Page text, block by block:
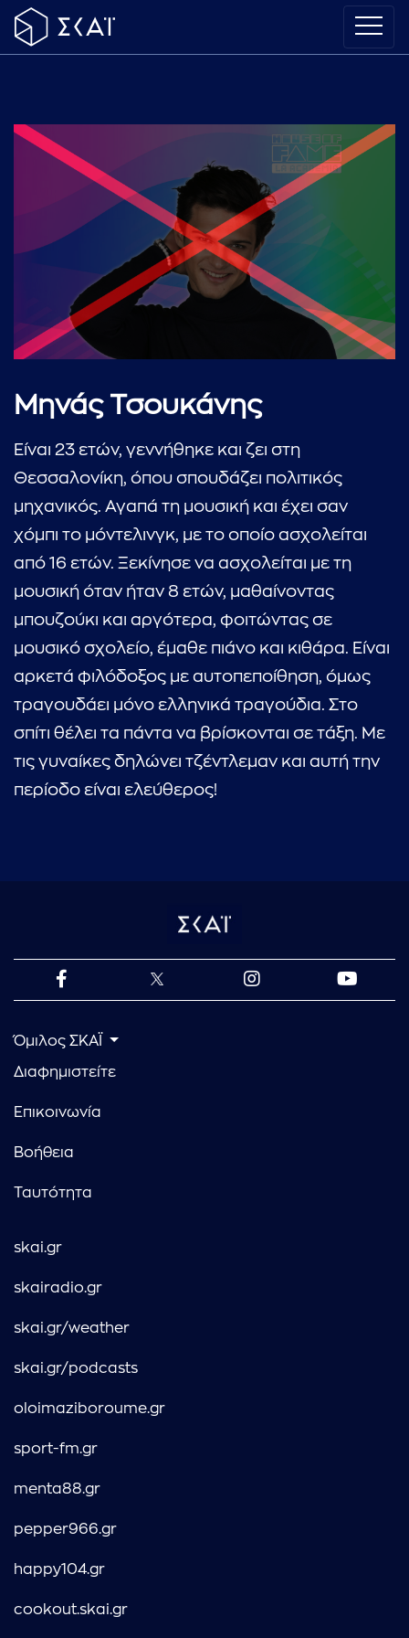
...πληκτρολογήστε κείμενο προς αναζήτηση
Μηνάς Τσουκάνης
Είναι 23 ετών, γεννήθηκε και ζει στη
Θεσσαλονίκη, όπου σπουδάζει πολιτικός
μηχανικός. Αγαπά τη μουσική και έχει σαν
χόμπι το μόντελινγκ, με το οποίο ασχολείται
από 16 ετών. Ξεκίνησε να ασχολείται με τη
μουσική όταν ήταν 8 ετών, μαθαίνοντας
μπουζούκι και αργότερα, φοιτώντας σε
μουσικό σχολείο, έμαθε πιάνο και κιθάρα. Είναι
αρκετά φιλόδοξος με αυτοπεποίθηση, όμως
τραγουδάει μόνο ελληνικά τραγούδια. Στο
σπίτι θέλει τα πάντα να βρίσκονται σε τάξη. Με
τις γυναίκες δηλώνει τζέντλεμαν και αυτή την
περίοδο είναι ελεύθερος!
Όμιλος ΣΚΑΪ
Διαφημιστείτε
Επικοινωνία
Βοήθεια
Ταυτότητα
skai.gr
skairadio.gr
skai.gr/weather
skai.gr/podcasts
oloimaziboroume.gr
sport-fm.gr
menta88.gr
pepper966.gr
happy104.gr
cookout.skai.gr